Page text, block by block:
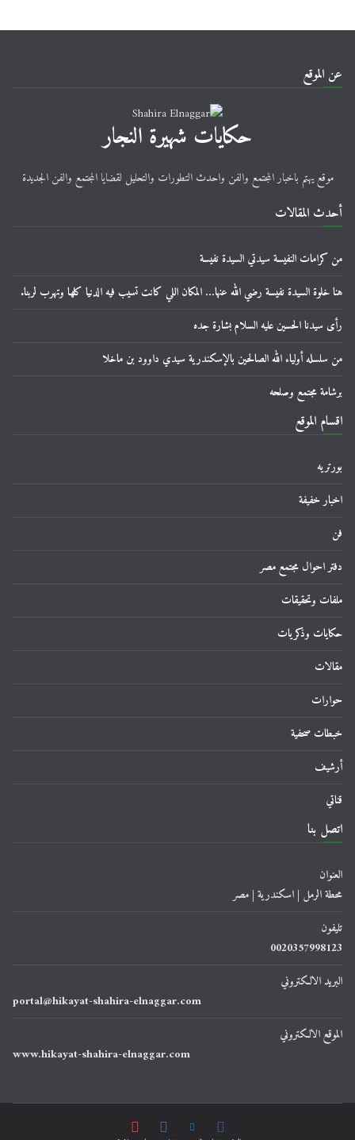
عن الموقع
حكايات شهيرة النجار
موقع يهتم باخبار المجتمع والفن واحدث التطورات والتحليل لقضايا المجتمع والفن الجديدة
أحدث المقالات
من كرامات النفيسة سيدتي السيدة نفيسة
هنا خلوة السيدة نفيسة رضي الله عنها… المكان اللي كانت تسيب فيه الدنيا كلها وتهرب لربنا.
رأى سيدنا الحسين عليه السلام بشارة جده
من سلسله أولياء الله الصالحين بالإسكندرية سيدي داوود بن ماخلا
برشامة مجتمع وصلحه
اقسام الموقع
بورتريه
اخبار خفيفة
فن
دفتر احوال مجتمع مصر
ملفات وتحقيقات
حكايات وذكريات
مقالات
حوارات
خبطات صحفية
أرشيف
قناتي
اتصل بنا
العنوان
محطة الرمل | اسكندرية | مصر
تليفون
0020357998123
البريد الالكتروني
portal@hikayat-shahira-elnaggar.com
الموقع الالكتروني
www.hikayat-shahira-elnaggar.com